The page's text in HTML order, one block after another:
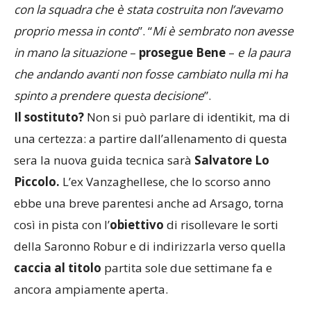
con la squadra che è stata costruita non l’avevamo
proprio messa in conto”. “Mi è sembrato non avesse
in mano la situazione – prosegue Bene – e la paura
che andando avanti non fosse cambiato nulla mi ha
spinto a prendere questa decisione”.
Il sostituto? Non si può parlare di identikit, ma di
una certezza: a partire dall’allenamento di questa
sera la nuova guida tecnica sarà Salvatore Lo
Piccolo. L’ex Vanzaghellese, che lo scorso anno
ebbe una breve parentesi anche ad Arsago, torna
così in pista con l’obiettivo di risollevare le sorti
della Saronno Robur e di indirizzarla verso quella
caccia al titolo partita sole due settimane fa e
ancora ampiamente aperta.